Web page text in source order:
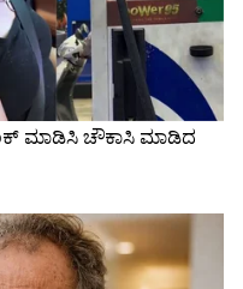
ಕಿ ಅಂಡ್ ಕಾ
ಮೊದಲು ಅನುಷ್ಕಾ
ಅನುಷ್ಕಾ ಈ
ಕಾರಣ ಕರೀನಾ ಕಪೂರ್